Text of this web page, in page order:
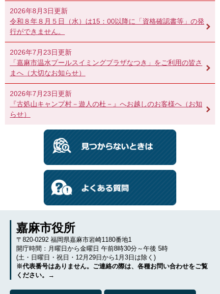
2026年8月3日更新
令和８年８月５日（水）は15：00以降に「資格確認書等」の発
行ができません。
2026年7月23日更新
「嘉麻市温水プールスイミングプラザなつき」をご利用の皆さ
まへ（大切なお知らせ）
2026年7月23日更新
『古処山キャンプ村－遊人の杜－』へお越しのお客様へ（お知
らせ）
嘉麻市役所
〒820-0292 福岡県嘉麻市岩崎1180番地1
開庁時間：月曜日から金曜日 午前8時30分～午後 5時
(土・日曜日・祝日・12月29日から1月3日は除く)
※代表番号はありません。ご連絡の際は、各種お問い合わせをご覧
ください。→